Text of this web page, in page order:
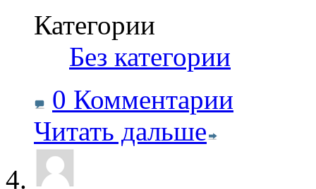
Категории
Без категории
0 Комментарии
Читать дальше